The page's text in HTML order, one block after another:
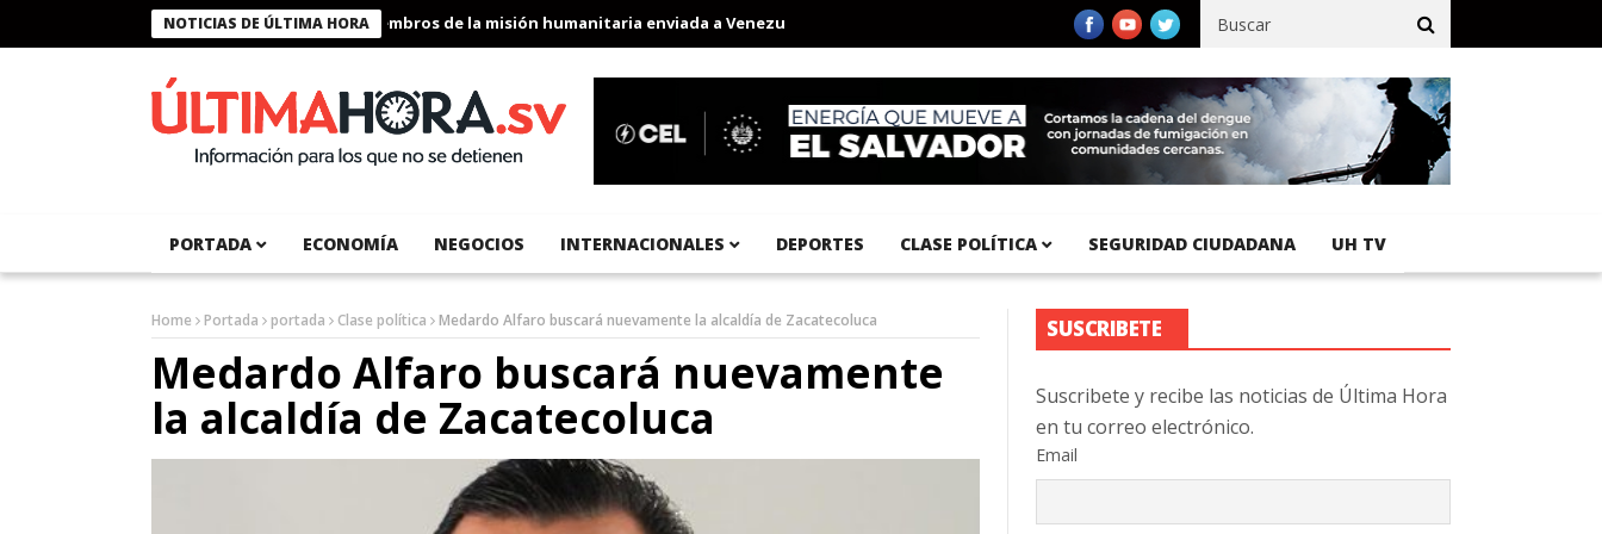
NOTICIAS DE ÚLTIMA HORA
Presidente Bukele condecora a miembros de la misión humanitaria enviada a Venezuela Aeropuerto Internacional del Pacífico registra 92 % de avance en obras de terracería
PORTADA ECONOMÍA NEGOCIOS INTERNACIONALES DEPORTES CLASE POLÍTICA SEGURIDAD CIUDADANA UH TV
Home Portada portada Clase política Medardo Alfaro buscará nuevamente la alcaldía de Zacatecoluca
Medardo Alfaro buscará nuevamente
la alcaldía de Zacatecoluca
SUSCRIBETE
Suscribete y recibe las noticias de Última Hora
en tu correo electrónico.
Email